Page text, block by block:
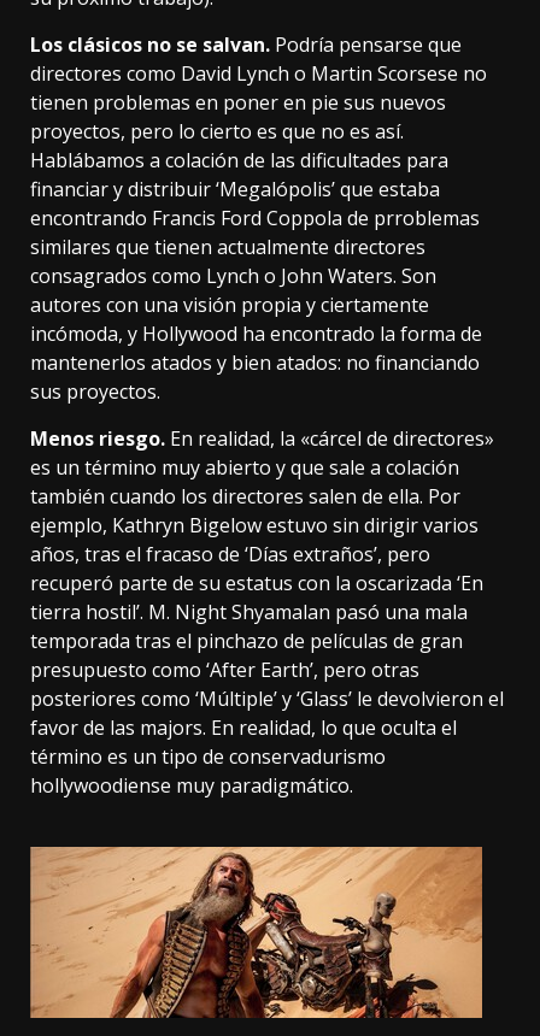
Los clásicos no se salvan. Podría pensarse que
directores como David Lynch o Martin Scorsese no
tienen problemas en poner en pie sus nuevos
proyectos, pero lo cierto es que no es así.
Hablábamos a colación de las dificultades para
financiar y distribuir ‘Megalópolis’ que estaba
encontrando Francis Ford Coppola de prroblemas
similares que tienen actualmente directores
consagrados como Lynch o John Waters. Son
autores con una visión propia y ciertamente
incómoda, y Hollywood ha encontrado la forma de
mantenerlos atados y bien atados: no financiando
sus proyectos.
Menos riesgo. En realidad, la «cárcel de directores»
es un término muy abierto y que sale a colación
también cuando los directores salen de ella. Por
ejemplo, Kathryn Bigelow estuvo sin dirigir varios
años, tras el fracaso de ‘Días extraños’, pero
recuperó parte de su estatus con la oscarizada ‘En
tierra hostil’. M. Night Shyamalan pasó una mala
temporada tras el pinchazo de películas de gran
presupuesto como ‘After Earth’, pero otras
posteriores como ‘Múltiple’ y ‘Glass’ le devolvieron el
favor de las majors. En realidad, lo que oculta el
término es un tipo de conservadurismo
hollywoodiense muy paradigmático.